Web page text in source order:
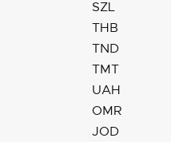
SZL
THB
TND
TMT
UAH
OMR
JOD